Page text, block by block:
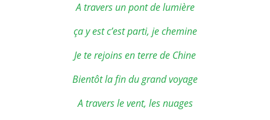
A travers un pont de lumière
ça y est c’est parti, je chemine
Je te rejoins en terre de Chine
Bientôt la fin du grand voyage
A travers le vent, les nuages